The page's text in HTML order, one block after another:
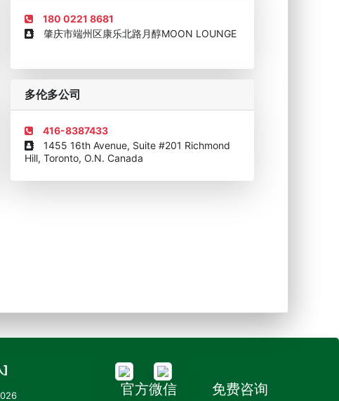
加拿大移民顾问资格证书
180 0221 8681
肇庆市端州区康乐北路月醇MOON LOUNGE
多伦多公司
416-8387433
1455 16th Avenue, Suite #201 Richmond
Hill, Toronto, O.N. Canada
]
官方微信 免费咨询